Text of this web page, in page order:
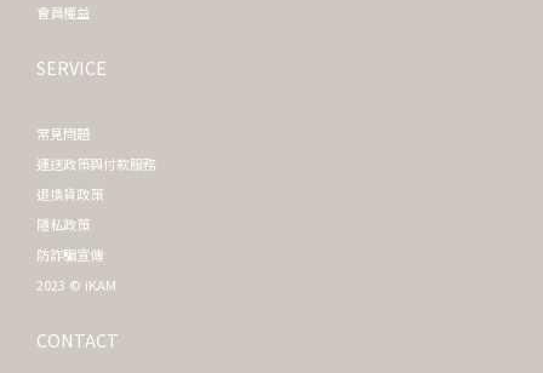
會員權益
SERVICE
常見問題
運送政策與付款服務
退換貨政策
隱私政策
防詐騙宣傳
2023 © iKAM
CONTACT